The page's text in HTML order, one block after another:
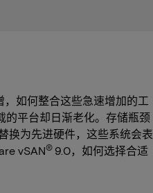
如何整合这些急速增加的工
的平台却日渐老化。存储瓶颈
换为先进硬件，这些系统会表
vSAN® 9.0，如何选择合适